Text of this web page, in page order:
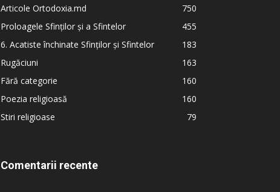
Articole Ortodoxia.md
750
Proloagele Sfinților și a Sfintelor
455
6. Acatiste închinate Sfinților și Sfintelor
183
Rugăciuni
163
Fără categorie
160
Poezia religioasă
160
Stiri religioase
79
Comentarii recente